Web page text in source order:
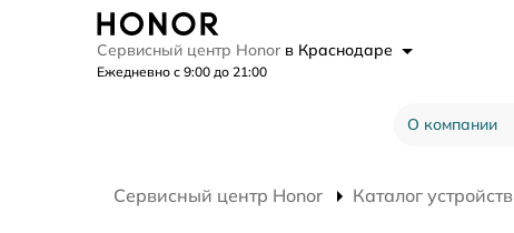
Сервисный центр Honor в Краснодаре
Ежедневно с 9:00 до 21:00
О компании
Сервисный центр Honor Каталог устройств